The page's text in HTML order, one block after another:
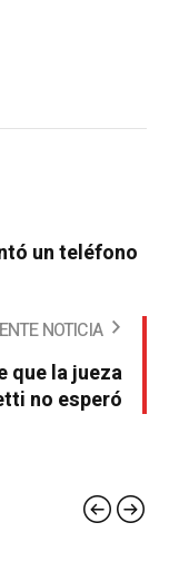
un teléfono
NOTICIA
que la jueza
no esperó